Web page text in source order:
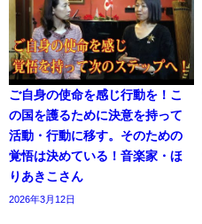
ご自身の使命を感じ行動を！こ
の国を護るために決意を持って
活動・行動に移す。そのための
覚悟は決めている！音楽家・ほ
りあきこさん
2026年3月12日